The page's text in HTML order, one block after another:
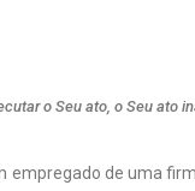
o Seu ato, o Seu ato
de uma